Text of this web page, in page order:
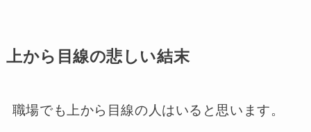
上から目線の悲しい結末
職場でも上から目線の人はいると思います。